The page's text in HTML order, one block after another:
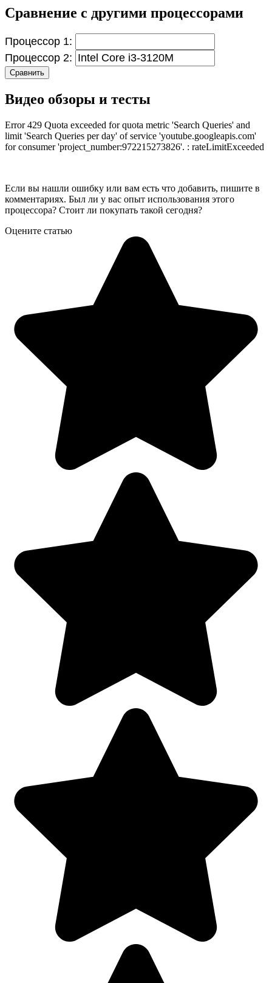
Сравнение с другими процессорами
Процессор 1:
Процессор 2:
Сравнить
Видео обзоры и тесты
Error 429 Quota exceeded for quota metric 'Search Queries' and
limit 'Search Queries per day' of service 'youtube.googleapis.com'
for consumer 'project_number:972215273826'. : rateLimitExceeded
Если вы нашли ошибку или вам есть что добавить, пишите в
комментариях. Был ли у вас опыт использования этого
процессора? Стоит ли покупать такой сегодня?
Оцените статью